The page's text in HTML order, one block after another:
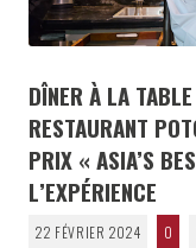
DÎNER À LA
RESTAURANT
PRIX « ASIA’S
L’EXPÉRIENCE
22 FÉVRIER 2024 0